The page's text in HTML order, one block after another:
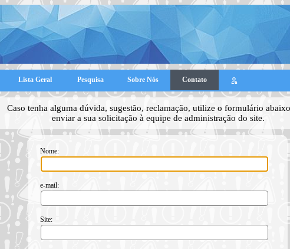
Lista Geral Pesquisa Sobre Nós Contato
Caso tenha alguma dúvida, sugestão, reclamação, utilize o formulário
enviar a sua solicitação à equipe de administração do site.
Nome:
e-mail:
Site: